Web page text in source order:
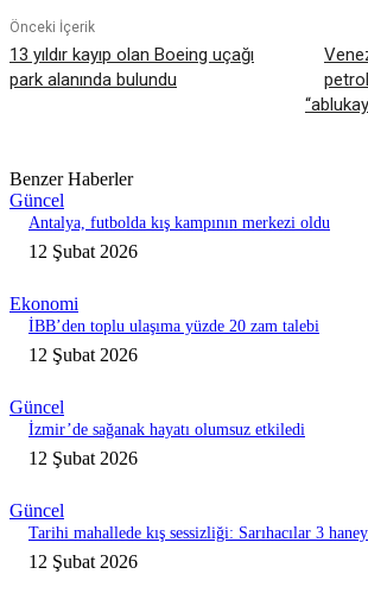
Önceki İçerik
13 yıldır kayıp olan Boeing uçağı
park alanında bulundu
Benzer Haberler
Güncel
Antalya, futbolda kış kampının merkezi oldu
12 Şubat 2026
Ekonomi
İBB’den toplu ulaşıma yüzde 20 zam talebi
12 Şubat 2026
Güncel
İzmir’de sağanak hayatı olumsuz etkiledi
12 Şubat 2026
Güncel
Tarihi mahallede kış sessizliği: Sarıhacılar 3
12 Şubat 2026